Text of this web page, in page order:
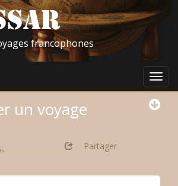
francophones
un voyage
Partager